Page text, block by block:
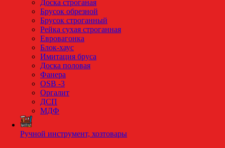
Доска строганая
Брусок обрезной
Брусок строганный
Рейка сухая строганная
Евровагонка
Блок-хаус
Имитация бруса
Доска половая
Фанера
OSB -3
Оргалит
ДСП
МДФ
Ручной инструмент, хозтовары